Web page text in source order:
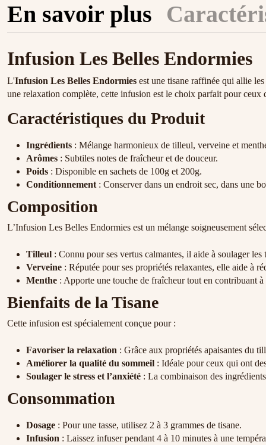
En savoir plus
Infusion Les Belles Endormies
L'Infusion Les Belles Endormies est une tisane raffinée qui allie
une relaxation complète, cette infusion est le choix parfait pour ceux
Caractéristiques du Produit
Ingrédients : Mélange harmonieux de tilleul, verveine et
Arômes : Subtiles notes de fraîcheur et de douceur.
Poids : Disponible en sachets de 100g et 200g.
Conditionnement : Conserver dans un endroit sec, dans une
Composition
L’Infusion Les Belles Endormies est un mélange soigneusement
Tilleul : Connu pour ses vertus calmantes, il aide à soulager
Verveine : Réputée pour ses propriétés relaxantes, elle aide à
Menthe : Apporte une touche de fraîcheur tout en contribuant
Bienfaits de la Tisane
Cette infusion est spécialement conçue pour :
Favoriser la relaxation : Grâce aux propriétés apaisantes du
Améliorer la qualité du sommeil : Idéale pour ceux qui ont
Soulager le stress et l’anxiété : La combinaison des
Consommation
Dosage : Pour une tasse, utilisez 2 à 3 grammes de tisane.
Infusion : Laissez infuser pendant 4 à 10 minutes à une